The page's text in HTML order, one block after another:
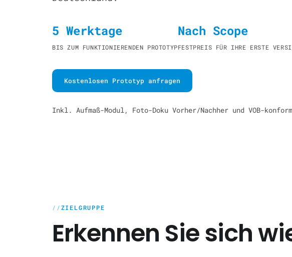
5 Werktage
BIS ZUM FUNKTIONIERENDEN PROTOTYP
Nach Scope
FESTPREIS FÜR IHRE ERSTE
Kostenlosen Prototyp anfragen
Inkl. Aufmaß-Modul, Foto-Doku Vorher/Nachher und VOB-
ZIELGRUPPE
Erkennen Sie sich